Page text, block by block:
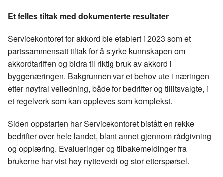
Et felles tiltak med dokumenterte resultater
Servicekontoret for akkord ble etablert i 2023 som et
partssammensatt tiltak for å styrke kunnskapen om
akkordtariffen og bidra til riktig bruk av akkord i
byggenæringen. Bakgrunnen var et behov ute i næringen
etter nøytral veiledning, både for bedrifter og tillitsvalgte, i
et regelverk som kan oppleves som komplekst.
Siden oppstarten har Servicekontoret bistått en rekke
bedrifter over hele landet, blant annet gjennom rådgivning
og opplæring. Evalueringer og tilbakemeldinger fra
brukerne har vist høy nytteverdi og stor etterspørsel.